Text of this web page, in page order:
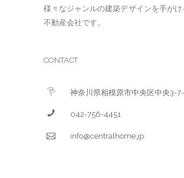
様々なジャンルの建築デザインを手が
不動産会社です。
CONTACT
神奈川県相模原市中央区中央3-
042-756-4451
info@centralhome.jp